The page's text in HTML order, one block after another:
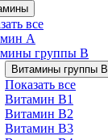
все
A
группы B
Витамины группы B
Показать все
Витамин B1
Витамин B2
Витамин B3